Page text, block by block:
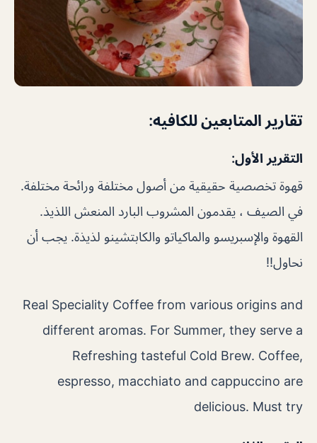
تقارير المتابعين للكافيه:
التقرير الأول:
قهوة تخصصية حقيقية من أصول مختلفة ورائحة مختلفة.
في الصيف ، يقدمون المشروب البارد المنعش اللذيذ.
القهوة والإسبريسو والماكياتو والكابتشينو لذيذة. يجب أن
نحاول!!
Real Speciality Coffee from various origins and
different aromas. For Summer, they serve a
Refreshing tasteful Cold Brew. Coffee,
espresso, macchiato and cappuccino are
delicious. Must try